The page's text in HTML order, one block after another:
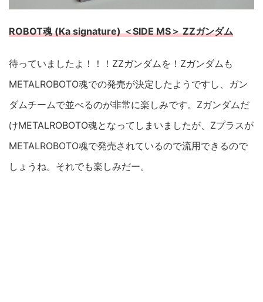
ROBOT魂 (Ka signature) ＜SIDE MS＞ ZZガンダム
待っていましたよ！！！ZZガンダムを！Zガンダムも
METALROBOTO魂での発売が決定したようですし、ガン
ダムチームで並べるのが非常に楽しみです。Zガンダムだ
けMETALROBOTO魂となってしまいましたが、Zプラスが
METALROBOTO魂で発売されているので流用できるので
しょうね。それでも楽しみだー。